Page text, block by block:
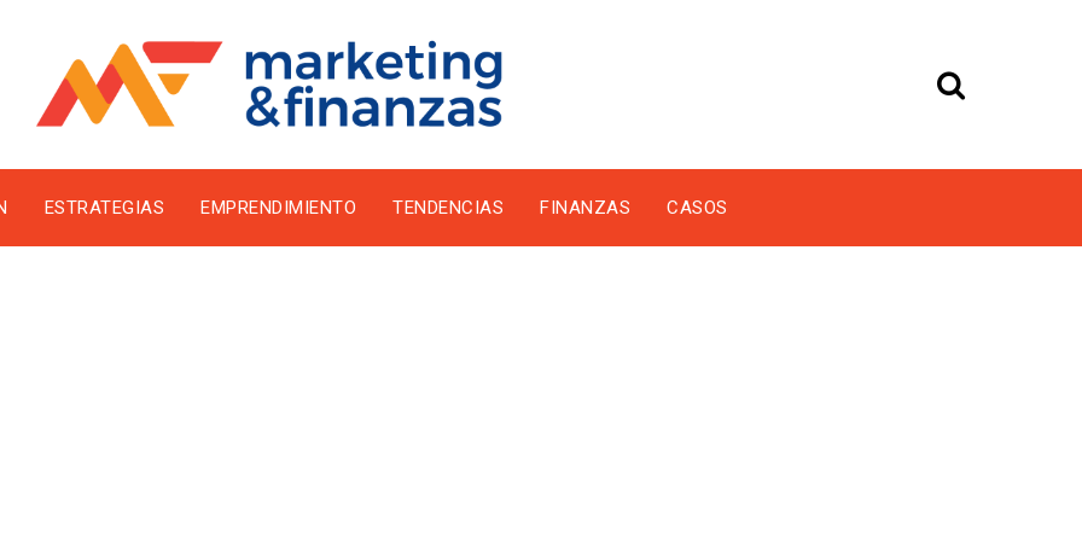
ESTRATEGIAS EMPRENDIMIENTO TENDENCIAS FINANZAS CASOS